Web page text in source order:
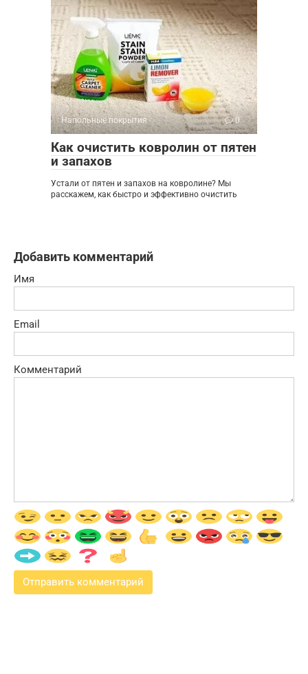
Напольные покрытия 0
Как очистить ковролин от пятен
и запахов
Устали от пятен и запахов на ковролине? Мы
расскажем, как быстро и эффективно очистить
Добавить комментарий
Имя
Email
Комментарий